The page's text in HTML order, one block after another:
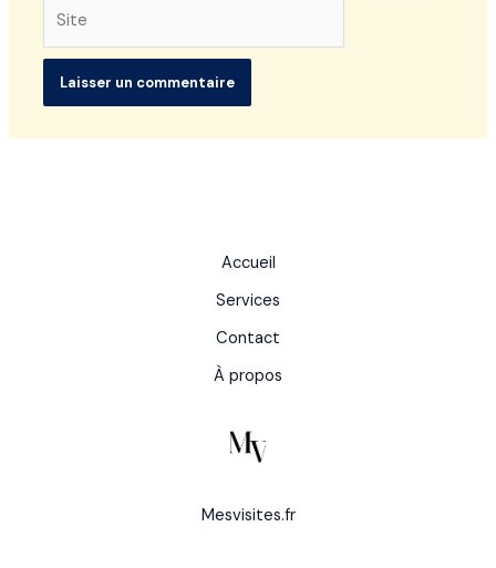
Accueil
Services
Contact
À propos
Mesvisites.fr